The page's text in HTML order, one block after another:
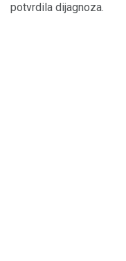
potvrdila dijagnoza.